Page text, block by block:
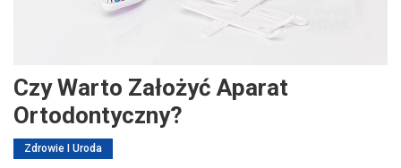
Czy Warto Założyć Aparat
Ortodontyczny?
Zdrowie I Uroda